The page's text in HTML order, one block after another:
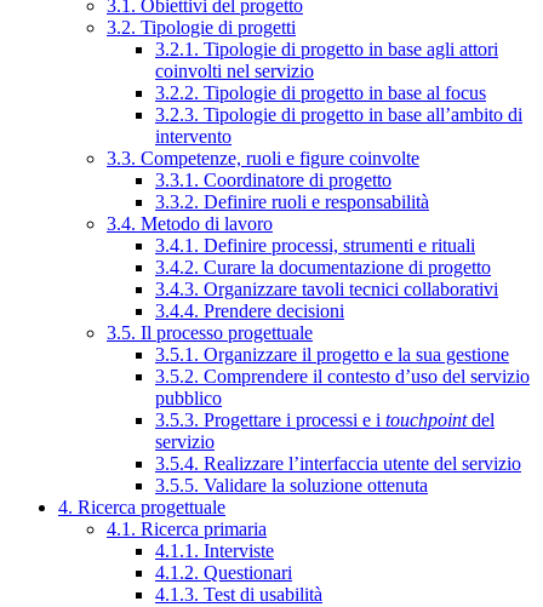
3.1. Obiettivi del progetto
3.2. Tipologie di progetti
3.2.1. Tipologie di progetto in base agli attori
coinvolti nel servizio
3.2.2. Tipologie di progetto in base al focus
3.2.3. Tipologie di progetto in base all’ambito di
intervento
3.3. Competenze, ruoli e figure coinvolte
3.3.1. Coordinatore di progetto
3.3.2. Definire ruoli e responsabilità
3.4. Metodo di lavoro
3.4.1. Definire processi, strumenti e rituali
3.4.2. Curare la documentazione di progetto
3.4.3. Organizzare tavoli tecnici collaborativi
3.4.4. Prendere decisioni
3.5. Il processo progettuale
3.5.1. Organizzare il progetto e la sua gestione
3.5.2. Comprendere il contesto d’uso del servizio
pubblico
3.5.3. Progettare i processi e i touchpointdel
servizio
3.5.4. Realizzare l’interfaccia utente del servizio
3.5.5. Validare la soluzione ottenuta
4. Ricerca progettuale
4.1. Ricerca primaria
4.1.1. Interviste
4.1.2. Questionari
4.1.3. Test di usabilità